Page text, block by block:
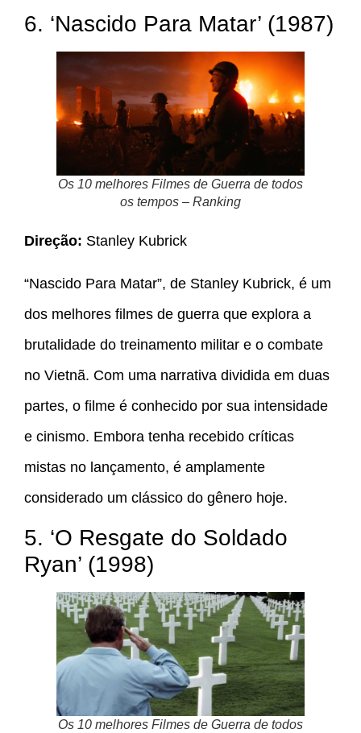
6. ‘Nascido Para Matar’ (1987)
Os 10 melhores Filmes de Guerra de todos
os tempos – Ranking
Direção: Stanley Kubrick
“Nascido Para Matar”, de Stanley Kubrick, é um
dos melhores filmes de guerra que explora a
brutalidade do treinamento militar e o combate
no Vietnã. Com uma narrativa dividida em duas
partes, o filme é conhecido por sua intensidade
e cinismo. Embora tenha recebido críticas
mistas no lançamento, é amplamente
considerado um clássico do gênero hoje.
5. ‘O Resgate do Soldado
Ryan’ (1998)
Os 10 melhores Filmes de Guerra de todos